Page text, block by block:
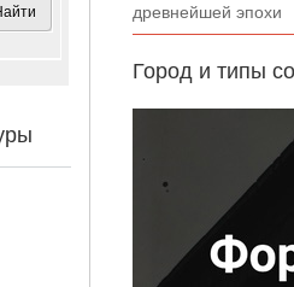
древнейшей эпохи
Город и типы